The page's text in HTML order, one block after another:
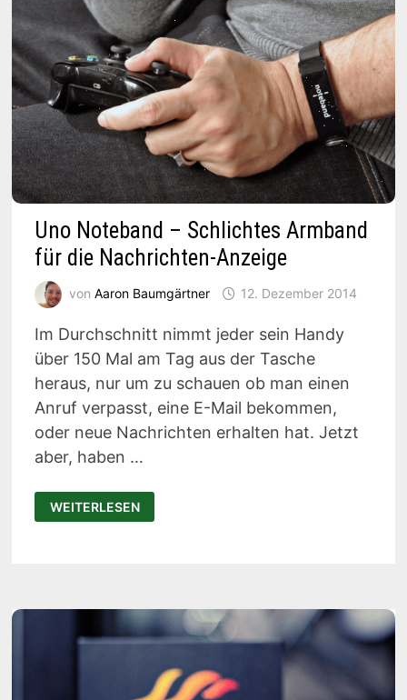
Uno Noteband – Schlichtes Armband
für die Nachrichten-Anzeige
von Aaron Baumgärtner 12. Dezember 2014
Im Durchschnitt nimmt jeder sein Handy
über 150 Mal am Tag aus der Tasche
heraus, nur um zu schauen ob man einen
Anruf verpasst, eine E-Mail bekommen,
oder neue Nachrichten erhalten hat. Jetzt
aber, haben …
UNO
NOTEBAND
–
WEITERLESEN